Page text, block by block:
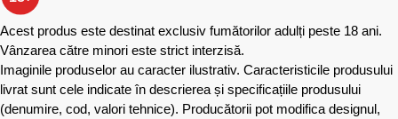
Acest produs este destinat exclusiv fumătorilor adulți peste 18 ani.
Vânzarea către minori este strict interzisă.
Imaginile produselor au caracter ilustrativ. Caracteristicile produsului
livrat sunt cele indicate în descrierea și specificațiile produsului
(denumire, cod, valori tehnice). Producătorii pot modifica designul,